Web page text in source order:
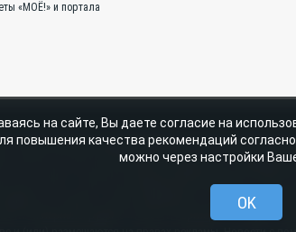
«МОЁ!» и портала
материалы, размещенные на портале «МОЁ!
Права ООО ИД «СВОБОДНАЯ ПРЕССА» на указанные
или частичное использование материалов,
источник. Частичное цитирование возможно только
рубрике «От первого лица» публикуются сообщения в
Материалы рубрик «Новости партнёров» и «Будь в
на сайте, Вы даете согласие на
повышения качества рекомендаций согласно
можно через настройки
OK